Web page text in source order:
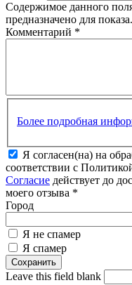
Содержимое данного
предназначено для показа.
Комментарий *
Более подробная
Я согласен(на) на
соответствии с
Согласие действует до
моего отзыва *
Город
Я не спамер
Я спамер
Leave this field blank